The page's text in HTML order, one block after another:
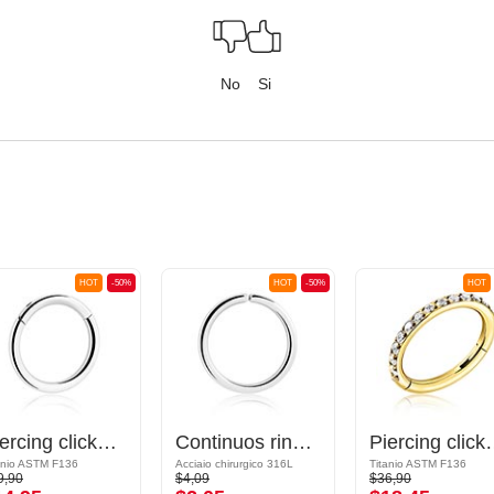
No Si
-50%
HOT
Piercing clicker (titanio, finitura lucida)
ASTM F136
-50%
HOT
Continuos ring (acciaio chirurgico, argento, finitura lucida)
Acciaio chirurgico 316L
$4,09
HOT
Piercing clicker
Titanio ASTM F136
$36,90